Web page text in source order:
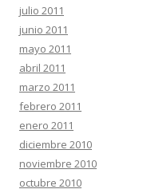
julio 2011
junio 2011
mayo 2011
abril 2011
marzo 2011
febrero 2011
enero 2011
diciembre 2010
noviembre 2010
octubre 2010